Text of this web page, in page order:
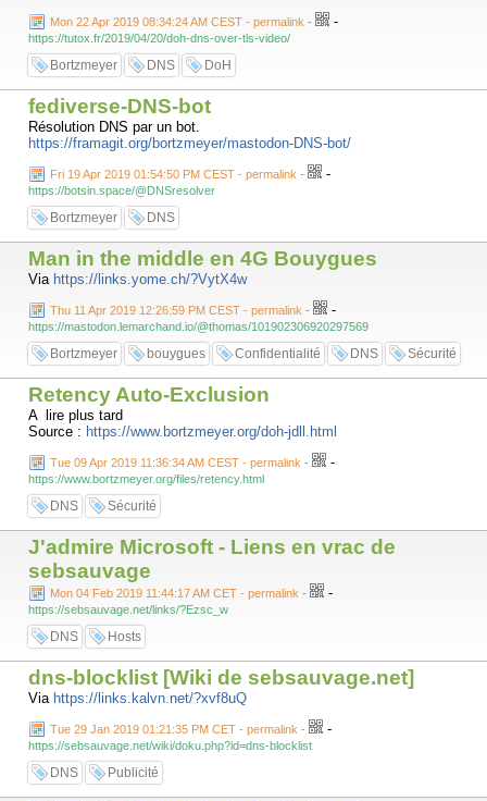
Mon 22 Apr 2019 08:34:24 AM CEST - permalink - -
https://tutox.fr/2019/04/20/doh-dns-over-tls-video/
Bortzmeyer DNS DoH
fediverse-DNS-bot
Résolution DNS par un bot.
https://framagit.org/bortzmeyer/mastodon-DNS-bot/
Fri 19 Apr 2019 01:54:50 PM CEST - permalink - -
https://botsin.space/@DNSresolver
Bortzmeyer DNS
Man in the middle en 4G Bouygues
Via https://links.yome.ch/?VytX4w
Thu 11 Apr 2019 12:26:59 PM CEST - permalink - -
https://mastodon.lemarchand.io/@thomas/101902306920297569
Bortzmeyer bouygues Confidentialité DNS Sécurité
Retency Auto-Exclusion
A lire plus tard
Source : https://www.bortzmeyer.org/doh-jdll.html
Tue 09 Apr 2019 11:36:34 AM CEST - permalink - -
https://www.bortzmeyer.org/files/retency.html
DNS Sécurité
J'admire Microsoft - Liens en vrac de
sebsauvage
Mon 04 Feb 2019 11:44:17 AM CET - permalink - -
https://sebsauvage.net/links/?Ezsc_w
DNS Hosts
dns-blocklist [Wiki de sebsauvage.net]
Via https://links.kalvn.net/?xvf8uQ
Tue 29 Jan 2019 01:21:35 PM CET - permalink - -
https://sebsauvage.net/wiki/doku.php?id=dns-blocklist
DNS Publicité